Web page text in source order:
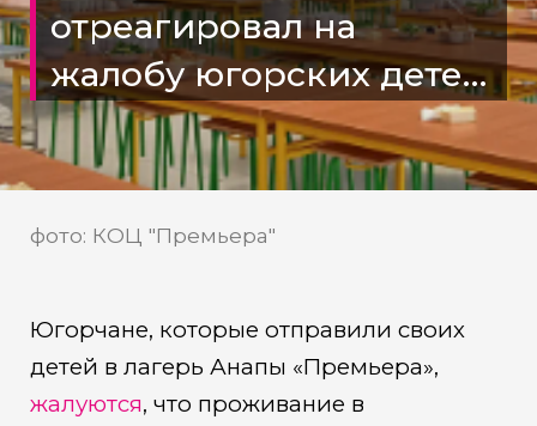
отреагировал на
жалобу югорских детей
о невыносимом
пребывании в лагере
фото: КОЦ "Премьера"
Югорчане, которые отправили своих
детей в лагерь Анапы «Премьера»,
жалуются, что проживание в